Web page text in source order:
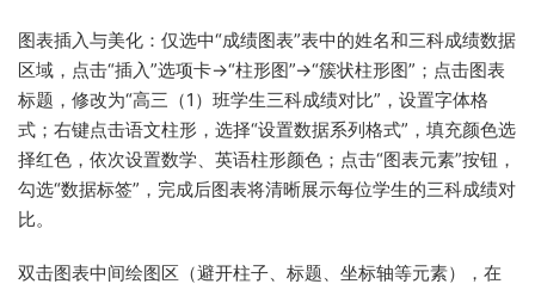
图表插入与美化：仅选中“成绩图表”表中的姓名和三科成绩数据
区域，点击“插入”选项卡→“柱形图”→“簇状柱形图”；点击图表
标题，修改为“高三（1）班学生三科成绩对比”，设置字体格
式；右键点击语文柱形，选择“设置数据系列格式”，填充颜色选
择红色，依次设置数学、英语柱形颜色；点击“图表元素”按钮，
勾选“数据标签”，完成后图表将清晰展示每位学生的三科成绩对
比。
双击图表中间绘图区（避开柱子、标题、坐标轴等元素），在